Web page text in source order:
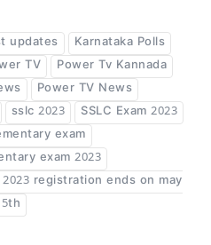
updates
Karnataka Polls
TV
Power Tv Kannada
Power TV News
sslc 2023
SSLC Exam 2023
exam
exam 2023
registration ends on may